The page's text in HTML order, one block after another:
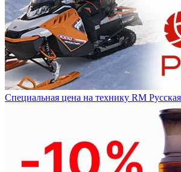
Специальная цена на технику RM